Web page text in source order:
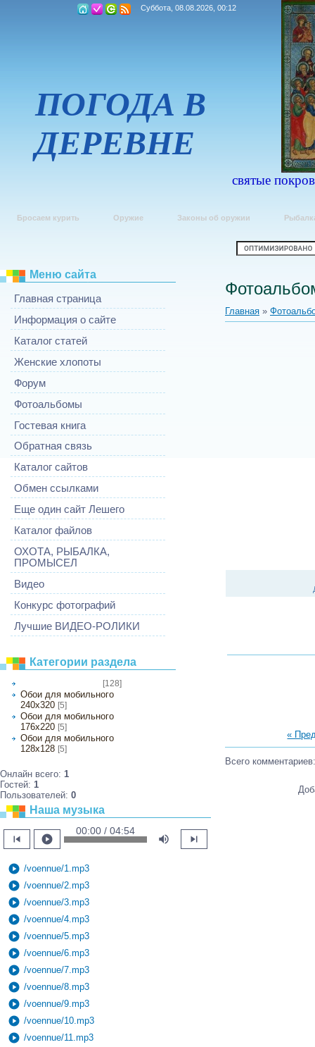
Суббота, 08.08.2026, 00:12
ПОГОДА В
ДЕРЕВНЕ
святые
Бросаем курить Оружие Законы об оружии
Меню сайта
Главная страница
Информация о сайте
Каталог статей
Женские хлопоты
Форум
Фотоальбомы
Гостевая книга
Обратная связь
Каталог сайтов
Обмен ссылками
Еще один сайт Лешего
Каталог файлов
ОХОТА, РЫБАЛКА,
ПРОМЫСЕЛ
Видео
Конкурс фотографий
Лучшие ВИДЕО-РОЛИКИ
Категории раздела
[128]
Обои для мобильного
240х320 [5]
Обои для мобильного
176х220 [5]
Обои для мобильного
128х128 [5]
Онлайн всего: 1
Гостей: 1
Пользователей: 0
Наша музыка
skip_previous play_circle
00:00 / 04:54
volume_up skip_next
play_circle /voennue/1.mp3
play_circle /voennue/2.mp3
play_circle /voennue/3.mp3
play_circle /voennue/4.mp3
play_circle /voennue/5.mp3
play_circle /voennue/6.mp3
play_circle /voennue/7.mp3
play_circle /voennue/8.mp3
play_circle /voennue/9.mp3
play_circle /voennue/10.mp3
play_circle /voennue/11.mp3
Главная »
«
Всего комментариев